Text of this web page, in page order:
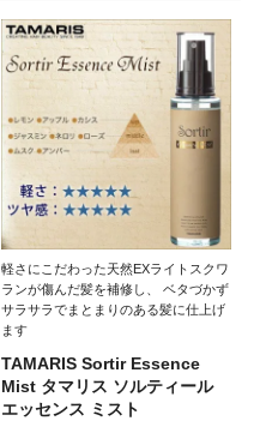
軽さにこだわった天然EXライトスクワ
ランが傷んだ髪を補修し、 ベタづかず
サラサラでまとまりのある髪に仕上げ
ます
TAMARIS Sortir Essence
Mist タマリス ソルティール
エッセンス ミスト